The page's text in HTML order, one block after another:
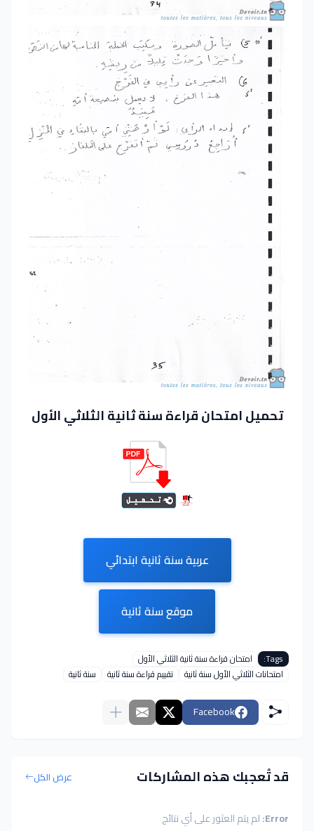
تحميل امتحان قراءة سنة ثانية الثلاثي الأول
عربية سنة ثانية ابتدائي
موقع سنة ثانية
Tags:
امتحان قراءة سنة ثانية الثلاثي الأول
امتحانات الثلاثي الأول سنة ثانية
تقييم قراءة سنة ثانية سنة ثانية
Facebook
قد تُعجبك هذه المشاركات عرض الكل
Error: لم يتم العثور على أي نتائج